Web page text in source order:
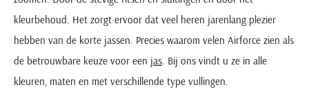
kleurbehoud. Het zorgt ervoor dat veel heren jarenlang plezier
hebben van de korte jassen. Precies waarom velen Airforce zien als
de betrouwbare keuze voor een jas . Bij ons vindt u ze in alle
kleuren, maten en met verschillende type vullingen.